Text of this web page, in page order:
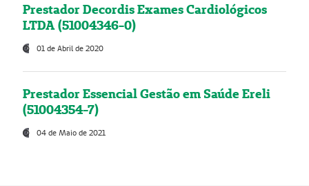
Prestador Decordis Exames Cardiológicos
LTDA (51004346-0)
01 de Abril de 2020
Prestador Essencial Gestão em Saúde Ereli
(51004354-7)
04 de Maio de 2021